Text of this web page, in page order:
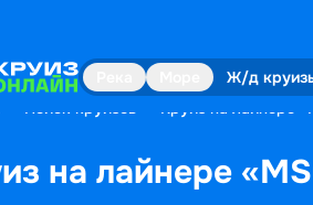
Ж/д
Поиск круизов Круиз на лайнере
на лайнере